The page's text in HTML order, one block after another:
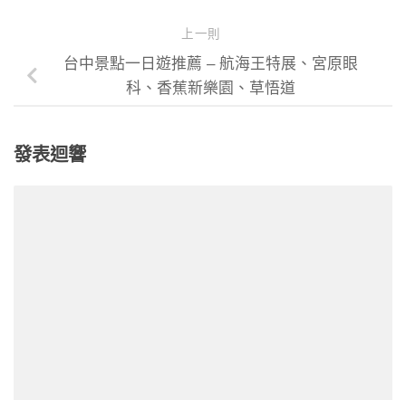
上一則
台中景點一日遊推薦 – 航海王特展、宮原眼
科、香蕉新樂園、草悟道
發表迴響